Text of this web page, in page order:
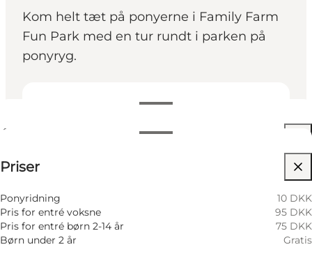
Kom helt tæt på ponyerne i Family Farm
Fun Park med en tur rundt i parken på
ponyryg.
8 August
12:00 PM
03:00 PM
9 August
Søndag
12:00 PM
03:00 PM
10 August
Mandag
12:00 PM
Priser
Ponyridning
10 DKK
Pris for entré voksne
95 DKK
Pris for entré børn 2-14 år
75 DKK
Børn under 2 år
Gratis
Børn